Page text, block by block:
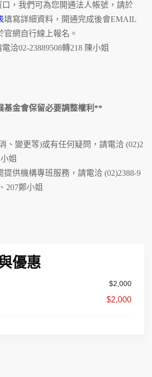
，我們可為您開通法人帳號，請於
填寫詳細資料，開通完成後會EMAIL
網自行線上報名。
洽02-23889508轉218 陳小姐
基金會保留必要調整權利**
、變更等)或有任何疑問，請電洽 (02)2
姐
供機構專班服務，請電洽 (02)2388-9
207鄭小姐
優惠
$2,000
$2,000